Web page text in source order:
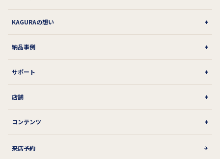
KAGURAの想い
納品事例
サポート
店舗
コンテンツ
来店予約